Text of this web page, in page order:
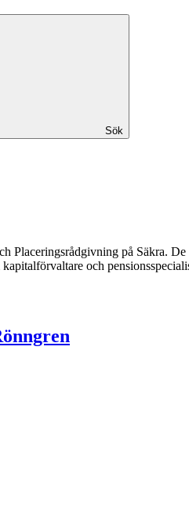
Sök
på Säkra.
och